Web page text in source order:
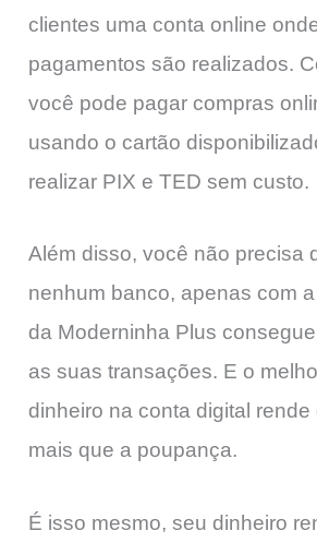
clientes uma conta online
pagamentos são realizados.
você pode pagar compras
usando o cartão
realizar PIX e TED sem custo.
Além disso, você não precisa
nenhum banco, apenas com
da Moderninha Plus
as suas transações. E o
dinheiro na conta digital
mais que a poupança.
É isso mesmo, seu dinheiro